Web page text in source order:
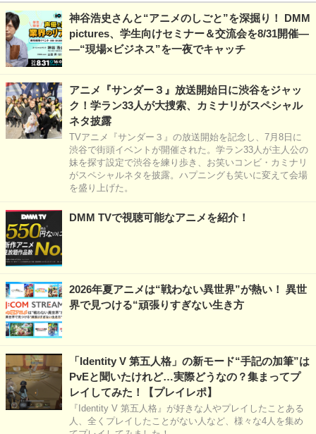
神谷浩史さんと“アニメのしごと”を深掘り！ DMM
pictures、学生向けセミナー＆交流会を8/31開催―
―“現場×ビジネス”を一夜でキャッチ
アニメ『サンダー３』放送開始日に渋谷をジャッ
ク！学ラン33人が大捜索、カミナリがスペシャル
ネタ披露
TVアニメ『サンダー３』の放送開始を記念し、7月8日に
渋谷で街頭イベントが開催された。学ラン33人が主人公の
妹を探す設定で渋谷を練り歩き、お笑いコンビ・カミナリ
がスペシャルネタを披露。ハプニングも笑いに変えて会場
を盛り上げた。
DMM TVで視聴可能なアニメを紹介！
2026年夏アニメは“戦わない異世界”が熱い！ 異世
界で見つける“頑張りすぎない生き方
「Identity V 第五人格」の新モード“手記の加筆”は
PvEと聞いたけれど…実際どうなの？集まってプ
レイしてみた！【プレイレポ】
『Identity V 第五人格』が好きな人やプレイしたことある
人、全くプレイしたことがない人など、様々な4人を集め